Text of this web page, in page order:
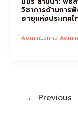
วิชาการด้านการ
อายุแห่งประเทศไ
AdminLanna
← Previous